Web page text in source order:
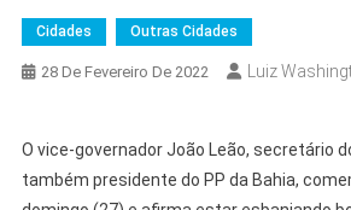
Cidades Outras Cidades
28 De Fevereiro De 2022 Luiz
O vice-governador João Leão, secretário
também presidente do PP da Bahia,